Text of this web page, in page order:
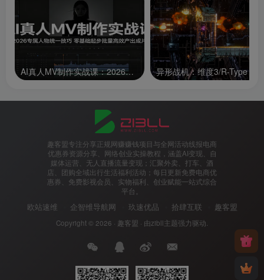
AI真人MV制作实战课：2026专属人物统一技巧，零基础起步批量高效产出成片
趣客盟专注分享正规网赚赚钱项目与全网活动线报电商
优惠券资源分享、网络创业实操教程，涵盖AI变现、自
媒体运营、无人直播流量变现；汇聚外卖、打车、酒
店、团购全域出行生活福利活动；每日更新免费电商优
惠券、免费影视会员、实物福利、创业赋能一站式综合
平台。
欧站速维 企智维导航网 玖速优品 拾肆互联 趣客盟
Copyright © 2026 · 趣客盟 · 由zibll主题强力驱动.